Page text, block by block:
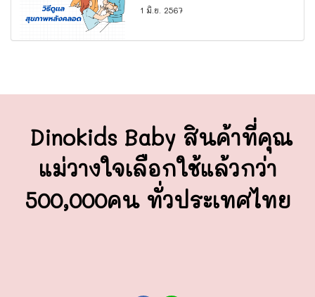
1 มิ.ย. 2567
Dinokids Baby สินค้าที่คุณ
แม่วางใจเลือกใช้แล้วกว่า
500,000คน ทั่วประเทศไทย